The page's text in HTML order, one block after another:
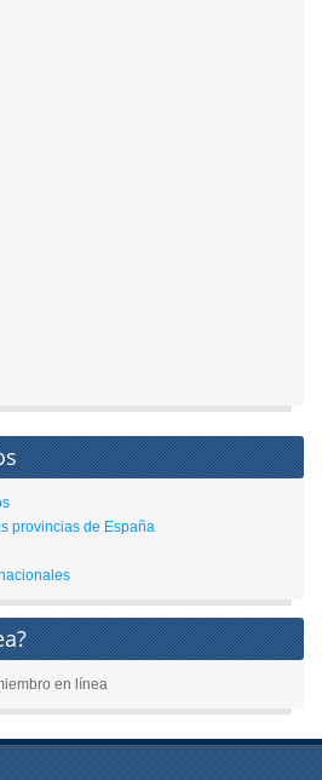
provincias de España
en línea